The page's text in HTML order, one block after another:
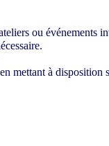
ou événements
mettant à disposition